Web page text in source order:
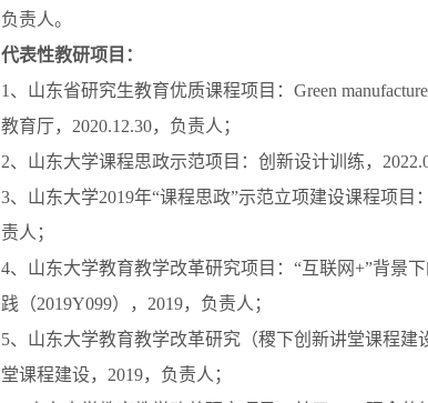
负责人。
代表性教研项目：
1、山东省研究生教育优质课程项目：Green
教育厅，2020.12.30，负责人；
2、山东大学课程思政示范项目：创新设计训练，
3、山东大学2019年“课程思政”示范立项建设课程项
责人；
4、山东大学教育教学改革研究项目：“互联网+”背景
践（2019Y099），2019，负责人；
5、山东大学教育教学改革研究（稷下创新讲堂课程
堂课程建设，2019，负责人；